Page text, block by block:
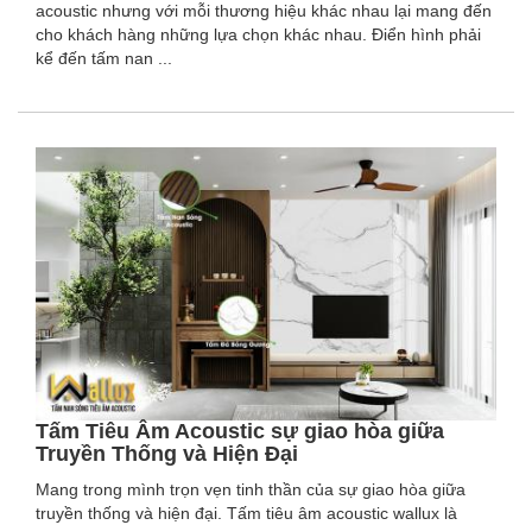
acoustic nhưng với mỗi thương hiệu khác nhau lại mang đến
cho khách hàng những lựa chọn khác nhau. Điển hình phải
kể đến tấm nan ...
Tấm Tiêu Âm Acoustic sự giao hòa giữa
Truyền Thống và Hiện Đại
Mang trong mình trọn vẹn tinh thần của sự giao hòa giữa
truyền thống và hiện đại. Tấm tiêu âm acoustic wallux là